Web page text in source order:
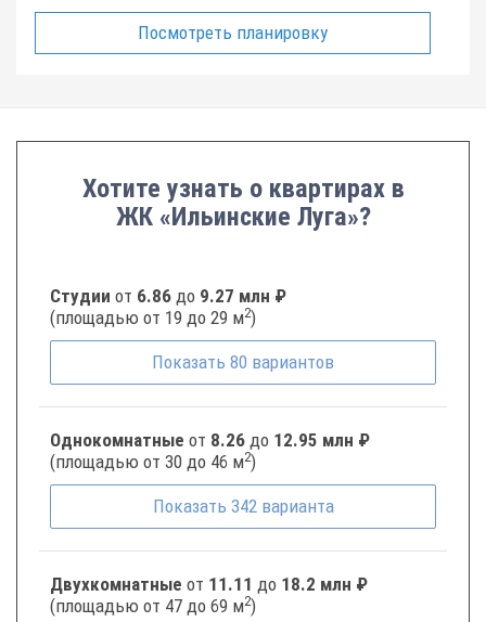
Посмотреть планировку
Хотите узнать о квартирах в
ЖК «Ильинские Луга»?
Студии от 6.86 до 9.27 млн ₽
(площадью от 19 до 29 м2)
Показать 80 вариантов
Однокомнатные от 8.26 до 12.95 млн ₽
(площадью от 30 до 46 м2)
Показать 342 варианта
Двухкомнатные от 11.11 до 18.2 млн ₽
(площадью от 47 до 69 м2)